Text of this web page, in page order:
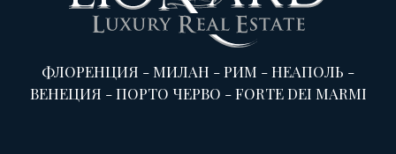
ФЛОРЕНЦИЯ -МИЛАН -РИМ -НЕАПОЛЬ -
ВЕНЕЦИЯ -ПОРТО ЧЕРВО -FORTE DEI MARMI